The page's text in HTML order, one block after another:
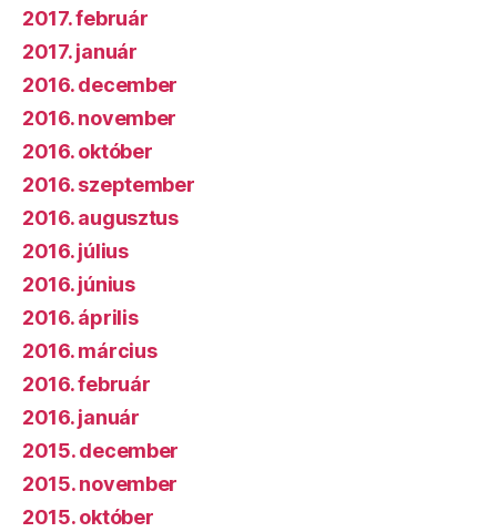
2017. február
2017. január
2016. december
2016. november
2016. október
2016. szeptember
2016. augusztus
2016. július
2016. június
2016. április
2016. március
2016. február
2016. január
2015. december
2015. november
2015. október